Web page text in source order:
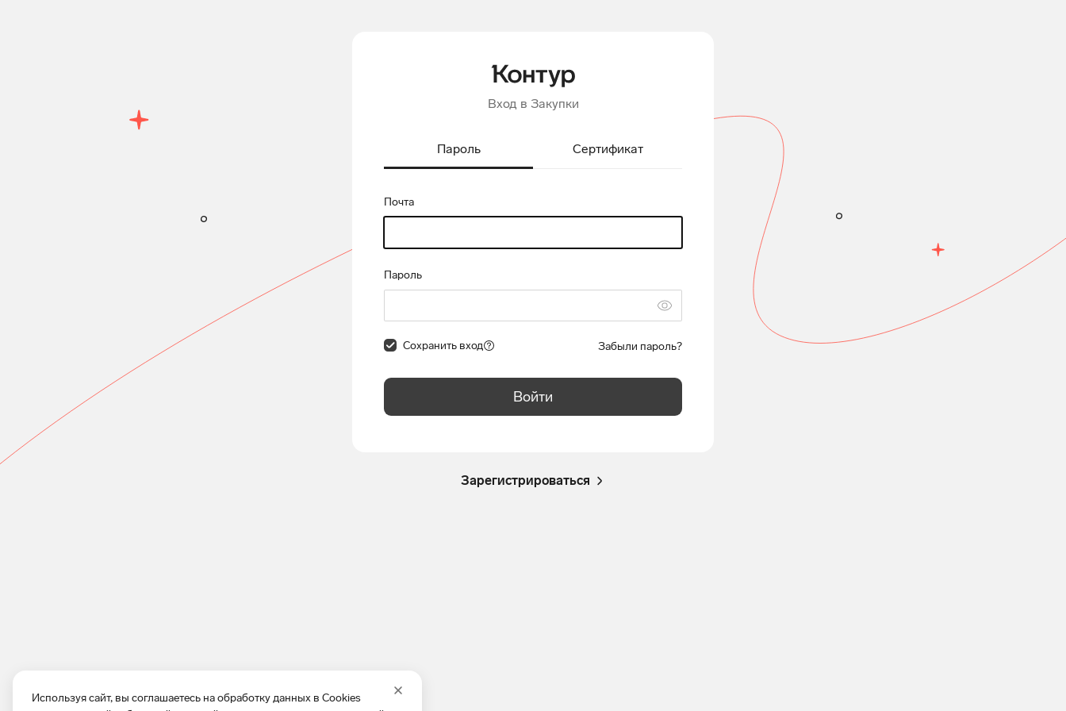
Используя сайт, вы соглашаетесь на обработку данных в Cookies
Вход в Закупки
Пароль Сертификат
Почта
Пароль
Сохранить вход Забыли пароль?
Войти
Зарегистрироваться